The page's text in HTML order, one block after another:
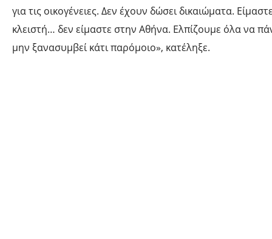
για τις οικογένειες. Δεν έχουν δώσει δικαιώματα.
κλειστή… δεν είμαστε στην Αθήνα. Ελπίζουμε όλα να
μην ξανασυμβεί κάτι παρόμοιο», κατέληξε.